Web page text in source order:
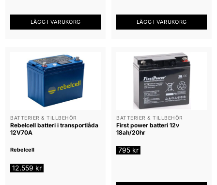
LÄGG I VARUKORG LÄGG I VARUKORG
BATTERIER & TILLBEHÖR
Rebelcell batteri i transportlåda
12V70A
Rebelcell
12.559 kr
BATTERIER & TILLBEHÖR
First power batteri 12v
18ah/20hr
795 kr